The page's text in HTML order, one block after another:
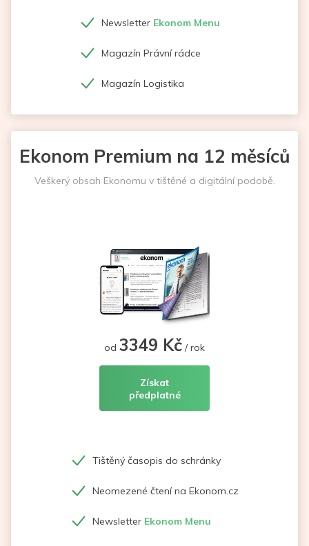
Newsletter Ekonom Menu
Magazín Právní rádce
Magazín Logistika
Ekonom Premium na 12 měsíců
Veškerý obsah Ekonomu v tištěné a digitální podobě.
od 3349 Kč / rok
Získat
předplatné
Tištěný časopis do schránky
Neomezené čtení na Ekonom.cz
Newsletter Ekonom Menu